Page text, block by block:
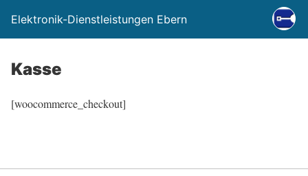
Elektronik-Dienstleistungen Ebern
Kasse
[woocommerce_checkout]